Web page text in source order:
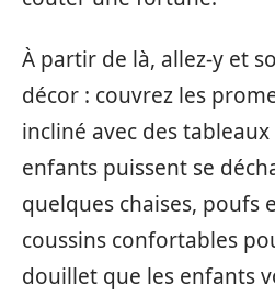
À partir de là, allez-y et
décor : couvrez les
incliné avec des
enfants puissent se
quelques chaises, poufs
coussins confortables
douillet que les enfants